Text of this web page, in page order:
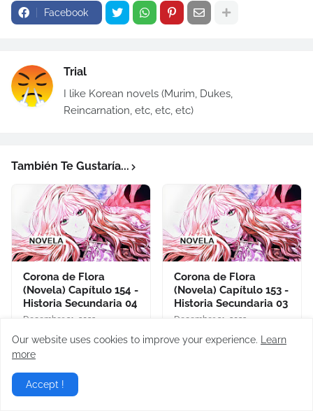
Facebook
Trial
I like Korean novels (Murim, Dukes,
Reincarnation, etc, etc, etc)
También Te Gustaría...
Corona de Flora
(Novela) Capítulo 154 -
Historia Secundaria 04
December 31, 2023
Corona de Flora
(Novela) Capítulo 153 -
Historia Secundaria 03
December 31, 2023
Our website uses cookies to improve your experience.
Learn
more
Accept !